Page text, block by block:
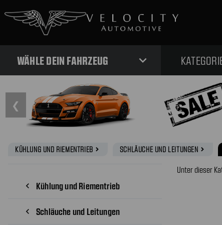
WÄHLE DEIN FAHRZEUG expand_more
❮
KÜHLUNG UND RIEMENTRIEB navigate_next SCHLÄUCHE UND LEITUNGEN navigate_next
navigate_before Kühlung und Riementrieb
navigate_before Schläuche und Leitungen
Unter dieser